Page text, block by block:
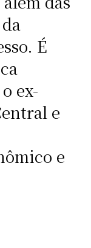
É
ex-
e
e